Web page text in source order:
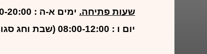
שעות פתיחה. ימים א-ה : 09:00-20:00
יום ו : 08:00-12:00 (שבת וחג סגור)